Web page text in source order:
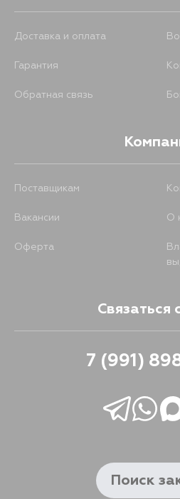
Доставка и оплата
Гарантия
Обратная связь
Поставщикам
Вакансии О
Оферта
Связаться
7 (991)
Поиск